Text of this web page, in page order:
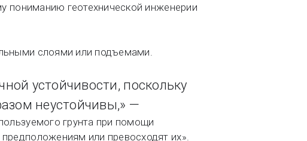
пониманию геотехнической инженерии
слоями или подъемами.
устойчивости, поскольку
неустойчивы,» —
грунта при помощи
или превосходят их».